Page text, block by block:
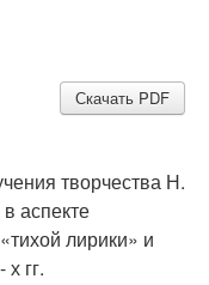
Скачать PDF
творчества Н.
аспекте
лирики» и
гг.